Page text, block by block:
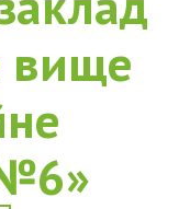
вище